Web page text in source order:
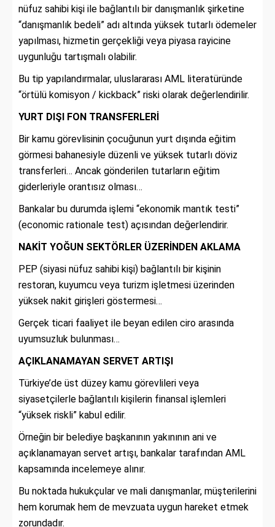
nüfuz sahibi kişi ile bağlantılı bir danışmanlık şirketine
“danışmanlık bedeli” adı altında yüksek tutarlı ödemeler
yapılması, hizmetin gerçekliği veya piyasa rayicine
uygunluğu tartışmalı olabilir.
Bu tip yapılandırmalar, uluslararası AML literatüründe
“örtülü komisyon / kickback” riski olarak değerlendirilir.
YURT DIŞI FON TRANSFERLERİ
Bir kamu görevlisinin çocuğunun yurt dışında eğitim
görmesi bahanesiyle düzenli ve yüksek tutarlı döviz
transferleri… Ancak gönderilen tutarların eğitim
giderleriyle orantısız olması…
Bankalar bu durumda işlemi “ekonomik mantık testi”
(economic rationale test) açısından değerlendirir.
NAKİT YOĞUN SEKTÖRLER ÜZERİNDEN AKLAMA
PEP (siyasi nüfuz sahibi kişi) bağlantılı bir kişinin
restoran, kuyumcu veya turizm işletmesi üzerinden
yüksek nakit girişleri göstermesi…
Gerçek ticari faaliyet ile beyan edilen ciro arasında
uyumsuzluk bulunması…
AÇIKLANAMAYAN SERVET ARTIŞI
Türkiye’de üst düzey kamu görevlileri veya
siyasetçilerle bağlantılı kişilerin finansal işlemleri
“yüksek riskli” kabul edilir.
Örneğin bir belediye başkanının yakınının ani ve
açıklanamayan servet artışı, bankalar tarafından AML
kapsamında incelemeye alınır.
Bu noktada hukukçular ve mali danışmanlar, müşterilerini
hem korumak hem de mevzuata uygun hareket etmek
zorundadır.